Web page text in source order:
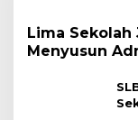
Lima Sekolah
Menyusun